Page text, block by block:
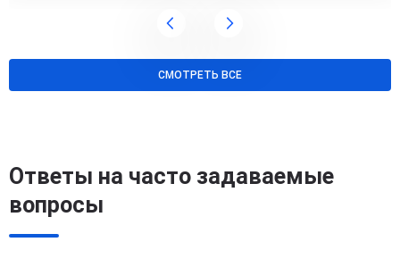
СМОТРЕТЬ ВСЕ
Ответы на часто задаваемые
вопросы